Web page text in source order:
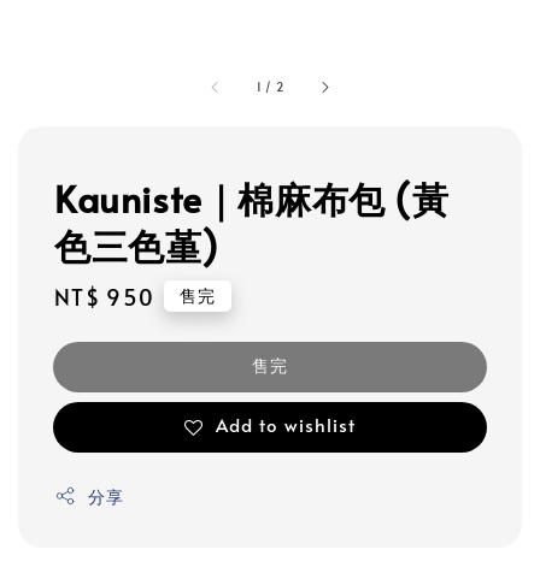
1 / 2
Kauniste｜棉麻布包 (黃
色三色堇)
Regular
NT$ 950 售完
售完
Add to wishlist
分享